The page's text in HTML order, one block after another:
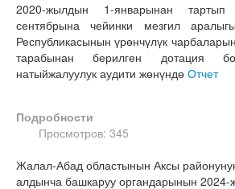
2020-жылдын 1-январынан
сентябрына чейинки мезгил
Республикасынын үрөнчүлүк
тарабынан берилген дотация
натыйжалуулук аудити жөнүндө Отчет
Подробности
Просмотров: 345
Жалал-Абад областынын Аксы
алдынча башкаруу органдарынын